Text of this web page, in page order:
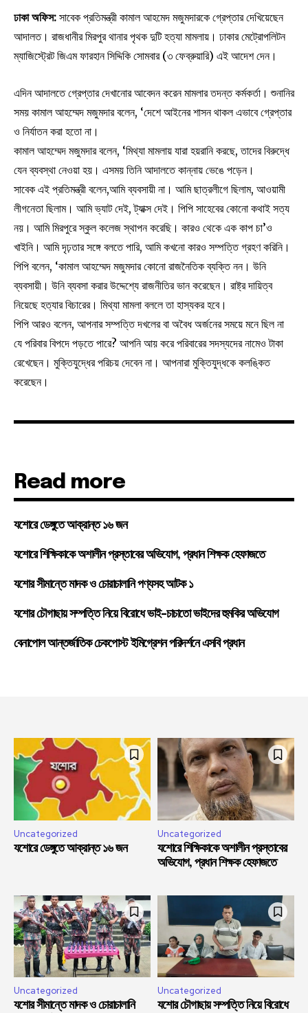
ঢাকা অফিস: সাবেক প্রতিমন্ত্রী কামাল আহমেদ মজুমদারকে গ্রেপ্তার দেখিয়েছেন
আদালত। রাজধানীর মিরপুর থানার পৃথক দুটি হত্যা মামলায়। ঢাকার মেট্রোপলিটন
ম্যাজিস্ট্রেট জিএম ফারহান সিদ্দিকি সোমবার (৩ ফেব্রুয়ারি) এই আদেশ দেন।
এদিন আদালতে গ্রেপ্তার দেখানোর আবেদন করেন মামলার তদন্ত কর্মকর্তা। শুনানির
সময় কামাল আহম্মেদ মজুমদার বলেন, ‘দেশে আইনের শাসন থাকল এভাবে গ্রেপ্তার
ও নির্যাতন করা হতো না।
কামাল আহম্মেদ মজুমদার বলেন, ‘মিথ্যা মামলায় যারা হয়রানি করছে, তাদের বিরুদ্ধে
যেন ব্যবস্থা নেওয়া হয়। এসময় তিনি আদালতে কান্নায় ভেঙে পড়েন।
সাবেক এই প্রতিমন্ত্রী বলেন,আমি ব্যবসায়ী না। আমি ছাত্রলীগে ছিলাম, আওয়ামী
লীগনেতা ছিলাম। আমি ভ্যাট দেই, ট্যাক্স দেই। পিপি সাহেবের কোনো কথাই সত্য
নয়। আমি মিরপুরে স্কুল কলেজ স্থাপন করেছি। কারও থেকে এক কাপ চা’ও
খাইনি। আমি দৃঢ়তার সঙ্গে বলতে পারি, আমি কখনো কারও সম্পত্তি গ্রহণ করিনি।
পিপি বলেন, ‘কামাল আহম্মেদ মজুমদার কোনো রাজনৈতিক ব্যক্তি নন। উনি
ব্যবসায়ী। উনি ব্যবসা করার উদ্দেশ্যে রাজনীতির ভান করেছেন। রাষ্ট্র দায়িত্ব
নিয়েছে হত্যার বিচারের। মিথ্যা মামলা বললে তা হাস্যকর হবে।
পিপি আরও বলেন, আপনার সম্পত্তি দখলের বা অবৈধ অর্জনের সময়ে মনে ছিল না
যে পরিবার বিপদে পড়তে পারে? আপনি আয় করে পরিবারের সদস্যদের নামেও টাকা
রেখেছেন। মুক্তিযুদ্ধের পরিচয় দেবেন না। আপনারা মুক্তিযুদ্ধকে কলঙ্কিত
করেছেন।
Read more
যশোরে ডেঙ্গুতে আক্রান্ত ১৬ জন
যশোরে শিক্ষিকাকে অশালীন প্রস্তাবের অভিযোগ, প্রধান শিক্ষক হেফাজতে
যশোর সীমান্তে মাদক ও চোরাচালানি পণ্যসহ আটক ১
যশোর চৌগাছায় সম্পত্তি নিয়ে বিরোধে ভাই-চাচাতো ভাইদের হুমকির অভিযোগ
বেনাপোল আন্তর্জাতিক চেকপোস্ট ইমিগ্রেশন পরিদর্শনে এসবি প্রধান
Uncategorized
যশোরে ডেঙ্গুতে আক্রান্ত ১৬ জন
Uncategorized
যশোরে শিক্ষিকাকে অশালীন প্রস্তাবের
অভিযোগ, প্রধান শিক্ষক হেফাজতে
Uncategorized
যশোর সীমান্তে মাদক ও চোরাচালানি
Uncategorized
যশোর চৌগাছায় সম্পত্তি নিয়ে বিরোধে